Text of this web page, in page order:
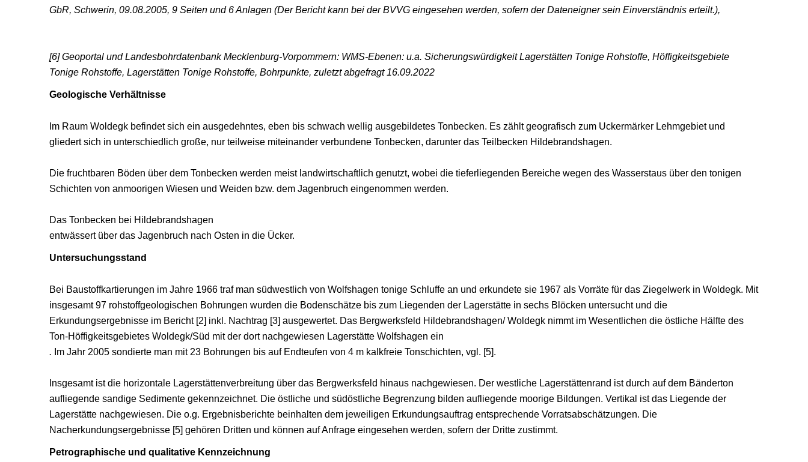
GbR, Schwerin, 09.08.2005, 9 Seiten und 6 Anlagen (Der Bericht kann bei der BVVG eingesehen werden, sofern der Dateneigner sein Einverständnis erteilt.),
[6] Geoportal und Landesbohrdatenbank Mecklenburg-Vorpommern: WMS-Ebenen: u.a. Sicherungswürdigkeit Lagerstätten Tonige Rohstoffe, Höffigkeitsgebiete
Tonige Rohstoffe, Lagerstätten Tonige Rohstoffe, Bohrpunkte, zuletzt abgefragt 16.09.2022
Geologische Verhältnisse
Im Raum Woldegk befindet sich ein ausgedehntes, eben bis schwach wellig ausgebildetes Tonbecken. Es zählt geografisch zum Uckermärker Lehmgebiet und
gliedert sich in unterschiedlich große, nur teilweise miteinander verbundene Tonbecken, darunter das Teilbecken Hildebrandshagen.
Die fruchtbaren Böden über dem Tonbecken werden meist landwirtschaftlich genutzt, wobei die tieferliegenden Bereiche wegen des Wasserstaus über den tonigen
Schichten von anmoorigen Wiesen und Weiden bzw. dem Jagenbruch eingenommen werden.
Das Tonbecken bei Hildebrandshagen
entwässert über das Jagenbruch nach Osten in die Ücker.
Untersuchungsstand
Bei Baustoffkartierungen im Jahre 1966 traf man südwestlich von Wolfshagen tonige Schluffe an und erkundete sie 1967 als Vorräte für das Ziegelwerk in Woldegk. Mit
insgesamt 97 rohstoffgeologischen Bohrungen wurden die Bodenschätze bis zum Liegenden der Lagerstätte in sechs Blöcken untersucht und die
Erkundungsergebnisse im Bericht [2] inkl. Nachtrag [3] ausgewertet. Das Bergwerksfeld Hildebrandshagen/ Woldegk nimmt im Wesentlichen die östliche Hälfte des
Ton-Höffigkeitsgebietes Woldegk/Süd mit der dort nachgewiesen Lagerstätte Wolfshagen ein
. Im Jahr 2005 sondierte man mit 23 Bohrungen bis auf Endteufen von 4 m kalkfreie Tonschichten, vgl. [5].
Insgesamt ist die horizontale Lagerstättenverbreitung über das Bergwerksfeld hinaus nachgewiesen. Der westliche Lagerstättenrand ist durch auf dem Bänderton
aufliegende sandige Sedimente gekennzeichnet. Die östliche und südöstliche Begrenzung bilden aufliegende moorige Bildungen. Vertikal ist das Liegende der
Lagerstätte nachgewiesen. Die o.g. Ergebnisberichte beinhalten dem jeweiligen Erkundungsauftrag entsprechende Vorratsabschätzungen. Die
Nacherkundungsergebnisse [5] gehören Dritten und können auf Anfrage eingesehen werden, sofern der Dritte zustimmt.
Petrographische und qualitative Kennzeichnung